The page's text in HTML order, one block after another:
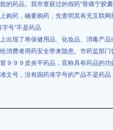
的药品。我市查获过的假药“骨痛宁胶
购药，确要购药，先查明其有无互联
号”不是药品
出现了将保健用品、化妆品、消毒产
消费者用药安全带来隐患。市药监部
９９９皮炎平药品，宣称具有药品的
文号，没有国药准字号的产品不是药